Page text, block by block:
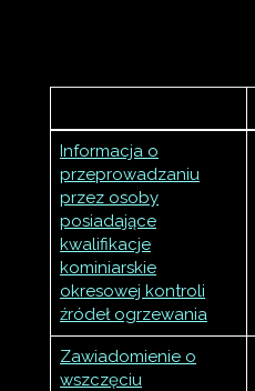
Informacja o
przeprowadzaniu
przez osoby
posiadające
kwalifikacje
kominiarskie
okresowej kontroli
źródeł ogrzewania
Zawiadomienie o
wszczęciu